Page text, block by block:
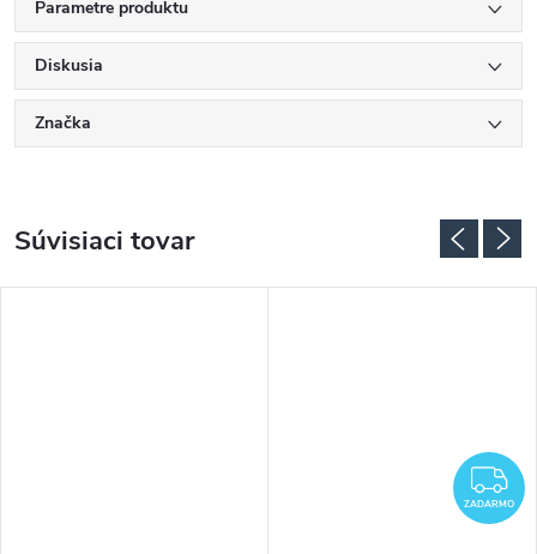
Parametre produktu
Diskusia
Značka
Súvisiaci tovar
ZADARMO